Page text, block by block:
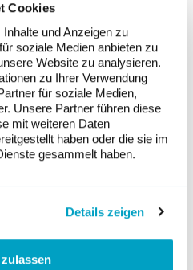
Cookies
und Anzeigen zu
soziale Medien anbieten zu
Website zu analysieren.
zu Ihrer Verwendung
für soziale Medien,
Unsere Partner führen diese
mit weiteren Daten
haben oder die sie im
gesammelt haben.
Details zeigen
überarbeitet,
zu verringern.
für Denkmäler und
der eine
hat,
die
negativen
der geplanten
zeigte sich